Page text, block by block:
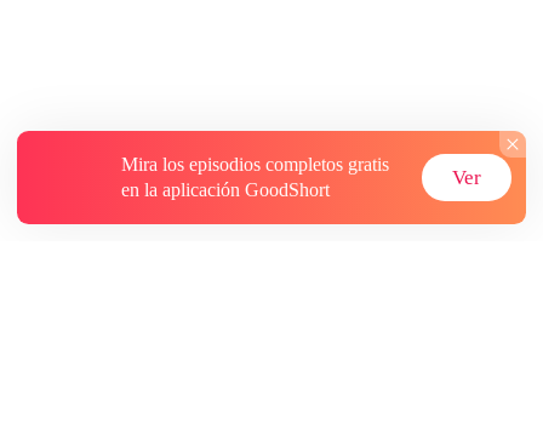
Mira los episodios completos gratis
en la aplicación GoodShort
Ver